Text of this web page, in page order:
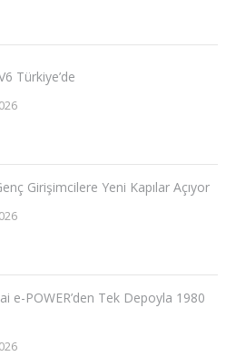
Türkiye’de
Girişimcilere Yeni Kapılar Açıyor
e-POWER’den Tek Depoyla 1980